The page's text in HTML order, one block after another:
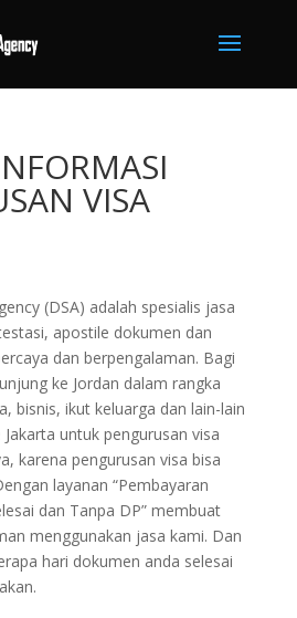
VISA
(DSA) adalah spesialis jasa
apostile dokumen dan
dan berpengalaman. Bagi
ke Jordan dalam rangka
bisnis, ikut keluarga dan lain-lain
untuk pengurusan visa
karena pengurusan visa bisa
layanan “Pembayaran
dan Tanpa DP” membuat
menggunakan jasa kami. Dan
hari dokumen anda selesai